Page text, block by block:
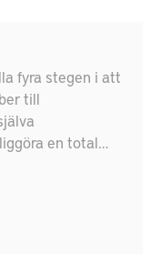
fyra stegen i att
till
en total